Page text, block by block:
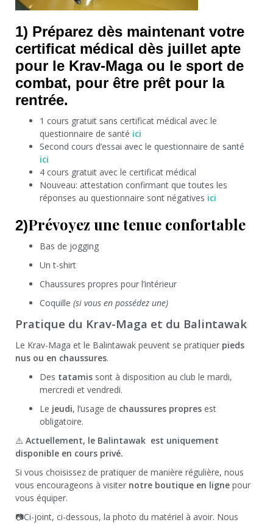
1) Préparez dès maintenant votre
certificat médical dès juillet apte
pour le Krav-Maga ou le sport de
combat, pour être prêt pour la
rentrée.
1 cours gratuit sans certificat médical avec le
questionnaire de santé ici
Second cours d’essai avec le questionnaire de santé
ici
4 cours gratuit avec le certificat médical
Nouveau: attestation confirmant que toutes les
réponses au questionnaire sont négatives ici
2)Prévoyez une tenue confortable
Bas de jogging
Un t-shirt
Chaussures propres pour l’intérieur
Coquille (si vous en possédez une)
Pratique du Krav-Maga et du Balintawak
Le Krav-Maga et le Balintawak peuvent se pratiquer pieds
nus ou en chaussures.
Des tatamis sont à disposition au club le mardi,
mercredi et vendredi.
Le jeudi, l’usage de chaussures propres est
obligatoire.
⚠️ Actuellement, le Balintawak est uniquement
disponible en cours privé.
Si vous choisissez de pratiquer de manière régulière, nous
vous encourageons à visiter notre boutique en ligne pour
vous équiper.
📷Ci-joint, ci-dessous, la photo du matériel à avoir. Nous